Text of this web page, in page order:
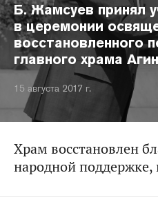
Б. Жамсуев принял
в церемонии
восстановленного
главного храма
15 августа 2017 г.
Храм восстановлен
народной поддержке,